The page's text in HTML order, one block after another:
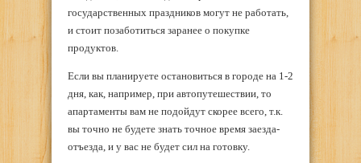
государственных праздников могут не работать,
и стоит позаботиться заранее о покупке
продуктов.
Если вы планируете остановиться в городе на 1-2
дня, как, например, при автопутешествии, то
апартаменты вам не подойдут скорее всего, т.к.
вы точно не будете знать точное время заезда-
отъезда, и у вас не будет сил на готовку.